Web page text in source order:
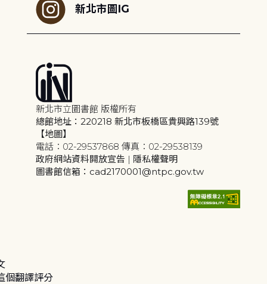
新北市圖IG
新北市立圖書館 版權所有
總館地址：220218 新北市板橋區貴興路139號
【地圖】
電話：02-29537868 傳真：02-29538139
政府網站資料開放宣告 | 隱私權聲明
圖書館信箱：cad2170001@ntpc.gov.tw
個翻譯評分